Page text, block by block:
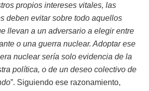
propios intereses vitales, las
deben evitar sobre todo aquellos
llevan a un adversario a elegir entre
o una guerra nuclear. Adoptar ese
nuclear sería solo evidencia de la
política, o de un deseo colectivo de
”. Siguiendo ese razonamiento,